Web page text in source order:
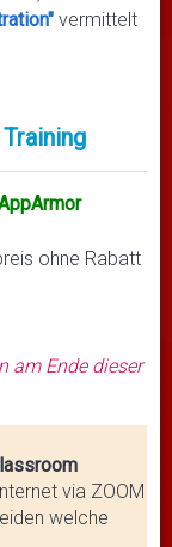
vermittelt
ohne Rabatt
am Ende dieser
via ZOOM
welche